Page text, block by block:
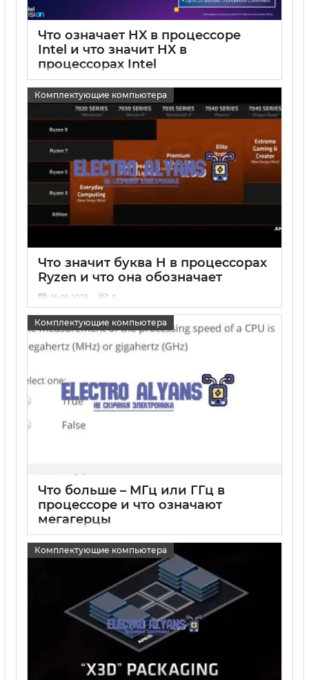
Что означает HX в процессоре
Intel и что значит HX в
процессорах Intel
Комплектующие компьютера
Что значит буква H в процессорах
Ryzen и что она обозначает
15 05 2025 0
Комплектующие компьютера
Что больше – МГц или ГГц в
процессоре и что означают
мегагерцы
Комплектующие компьютера